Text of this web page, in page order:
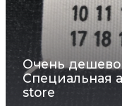
Очень дешево
Специальная
store